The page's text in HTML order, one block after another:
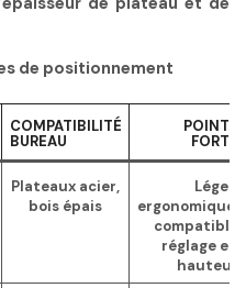
de positionnement
COMPATIBILITÉ
BUREAU
POINTS
FORTS
Plateaux acier,
bois épais
Léger,
ergonomique,
compatible
réglage en
hauteur